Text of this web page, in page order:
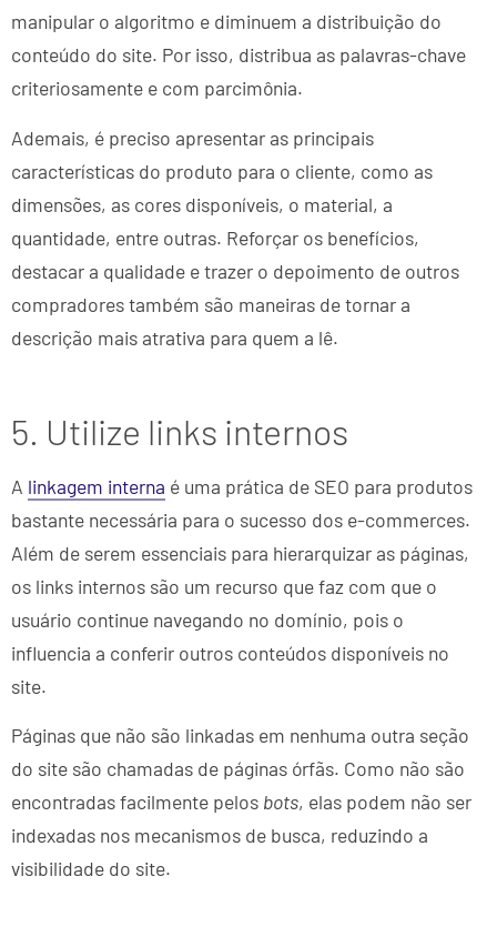
manipular o algoritmo e diminuem a distribuição do
conteúdo do site. Por isso, distribua as palavras-chave
criteriosamente e com parcimônia.
Ademais, é preciso apresentar as principais
características do produto para o cliente, como as
dimensões, as cores disponíveis, o material, a
quantidade, entre outras. Reforçar os benefícios,
destacar a qualidade e trazer o depoimento de outros
compradores também são maneiras de tornar a
descrição mais atrativa para quem a lê.
5. Utilize links internos
A linkagem interna é uma prática de SEO para produtos
bastante necessária para o sucesso dos e-commerces.
Além de serem essenciais para hierarquizar as páginas,
os links internos são um recurso que faz com que o
usuário continue navegando no domínio, pois o
influencia a conferir outros conteúdos disponíveis no
site.
Páginas que não são linkadas em nenhuma outra seção
do site são chamadas de páginas órfãs. Como não são
encontradas facilmente pelos bots, elas podem não ser
indexadas nos mecanismos de busca, reduzindo a
visibilidade do site.